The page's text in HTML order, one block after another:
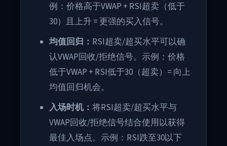
例：价格高于VWAP + RSI超卖（低于
30）且上升 = 更强的买入信号。
均值回归： RSI超卖/超买水平可以确
认VWAP回收/拒绝信号。示例：价格
低于VWAP + RSI低于30（超卖）= 向上
均值回归机会。
入场时机： 将RSI超卖/超买水平与
VWAP回收/拒绝信号结合使用以获得
最佳入场点。示例：RSI跌至30以下